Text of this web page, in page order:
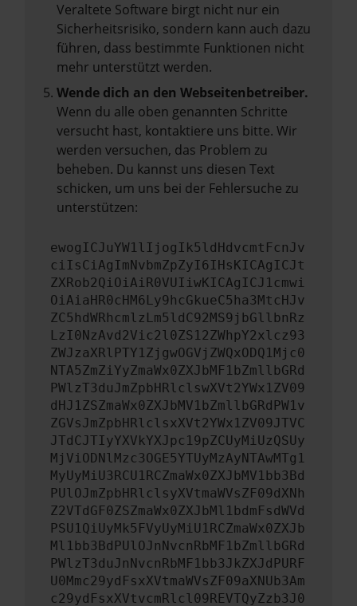
Veraltete Software birgt nicht nur ein
Sicherheitsrisiko, sondern kann auch dazu
führen, dass bestimmte Funktionen nicht
mehr unterstützt werden.
Wende dich an den Webseitenbetreiber.
Wenn du alle oben genannten Schritte
versucht hast, kontaktiere uns bitte. Wir
werden versuchen, das Problem zu
beheben. Du kannst uns diesen Text
schicken, um uns bei der Fehlersuche zu
unterstützen:
ewogICJuYW1lIjogIk5ldHdvcmtFcnJv
ciIsCiAgImNvbmZpZyI6IHsKICAgICJt
ZXRob2QiOiAiR0VUIiwKICAgICJ1cmwi
OiAiaHR0cHM6Ly9hcGkueC5ha3MtcHJv
ZC5hdWRhcmlzLm5ldC92MS9jbGllbnRz
LzI0NzAvd2Vic2l0ZS12ZWhpY2xlcz93
ZWJzaXRlPTY1ZjgwOGVjZWQxODQ1Mjc0
NTA5ZmZiYyZmaWx0ZXJbMF1bZmllbGRd
PWlzT3duJmZpbHRlclswXVt2YWx1ZV09
dHJ1ZSZmaWx0ZXJbMV1bZmllbGRdPW1v
ZGVsJmZpbHRlclsxXVt2YWx1ZV09JTVC
JTdCJTIyYXVkYXJpc19pZCUyMiUzQSUy
MjViODNlMzc3OGE5YTUyMzAyNTAwMTg1
MyUyMiU3RCU1RCZmaWx0ZXJbMV1bb3Bd
PUlOJmZpbHRlclsyXVtmaWVsZF09dXNh
Z2VTdGF0ZSZmaWx0ZXJbMl1bdmFsdWVd
PSU1QiUyMk5FVyUyMiU1RCZmaWx0ZXJb
Ml1bb3BdPUlOJnNvcnRbMF1bZmllbGRd
PWlzT3duJnNvcnRbMF1bb3JkZXJdPURF
U0Mmc29ydFsxXVtmaWVsZF09aXNUb3Am
c29ydFsxXVtvcmRlcl09REVTQyZzb3J0